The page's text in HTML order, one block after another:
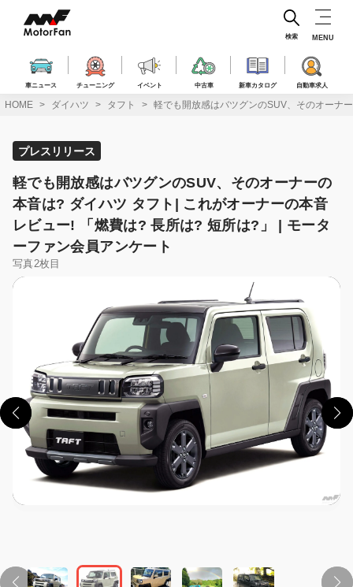
ス
車ニュース チューニング イベント 中古車 新車カタログ 自動車求人
検索 MENU
HOME ダイハツ タフト 軽でも開放感はバツグンのSUV、そのオーナ
プレスリリース
軽でも開放感はバツグンのSUV、そのオーナーの
本音は? ダイハツ タフト| これがオーナーの本音
レビュー! 「燃費は? 長所は? 短所は?」 | モータ
ーファン会員アンケート
写真2枚目